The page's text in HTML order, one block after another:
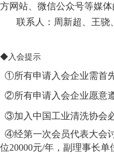
方网站、微信公众号等媒体
联系人：周新超、王骁
◆入会提示
①所有申请入会企业需首
②所有申请入会企业愿意
③加入中国工业清洗协会
④经第一次会员代表大会
位20000元/年，副理事长单